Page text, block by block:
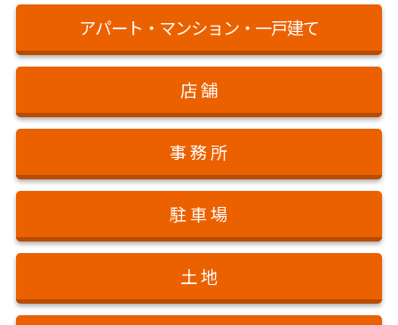
アパート・マンション・一戸建て
店 舗
事 務 所
駐 車 場
土 地